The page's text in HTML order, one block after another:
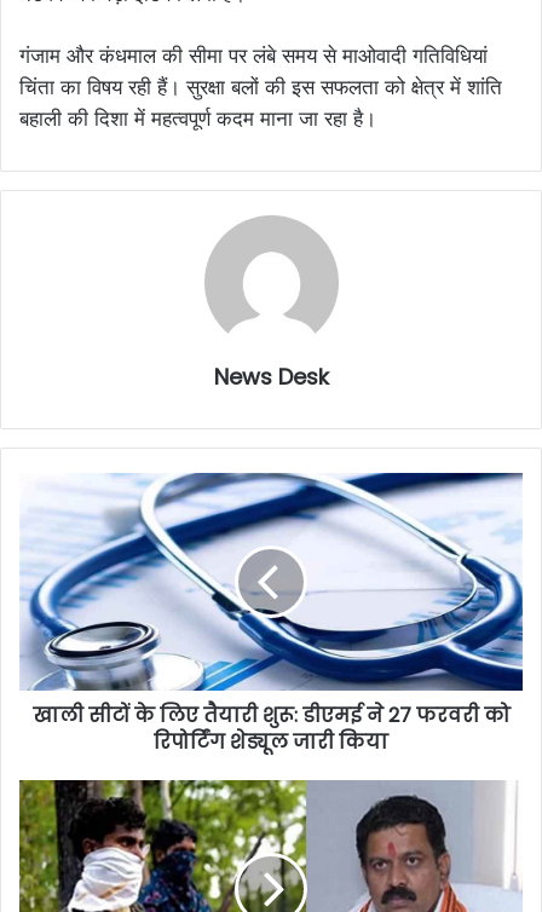
गंजाम और कंधमाल की सीमा पर लंबे समय से माओवादी गतिविधियां
चिंता का विषय रही हैं। सुरक्षा बलों की इस सफलता को क्षेत्र में शांति
बहाली की दिशा में महत्वपूर्ण कदम माना जा रहा है।
News Desk
खाली सीटों के लिए तैयारी शुरू: डीएमई ने 27 फरवरी को
रिपोर्टिंग शेड्यूल जारी किया